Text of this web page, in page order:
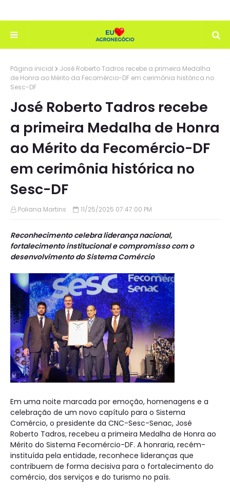
Página inicial
José Roberto Tadros recebe a primeira Medalha
de Honra ao Mérito da Fecomércio-DF em cerimônia histórica no
Sesc-DF
José Roberto Tadros recebe
a primeira Medalha de Honra
ao Mérito da Fecomércio-DF
em cerimônia histórica no
Sesc-DF
Poliana Martins 11/25/2025 07:47:00 PM
Reconhecimento celebra liderança nacional,
fortalecimento institucional e compromisso com o
desenvolvimento do Sistema Comércio
Em uma noite marcada por emoção, homenagens e a
celebração de um novo capítulo para o Sistema
Comércio, o presidente da CNC-Sesc-Senac, José
Roberto Tadros, recebeu a primeira Medalha de Honra ao
Mérito do Sistema Fecomércio-DF. A honraria, recém-
instituída pela entidade, reconhece lideranças que
contribuem de forma decisiva para o fortalecimento do
comércio, dos serviços e do turismo no país.